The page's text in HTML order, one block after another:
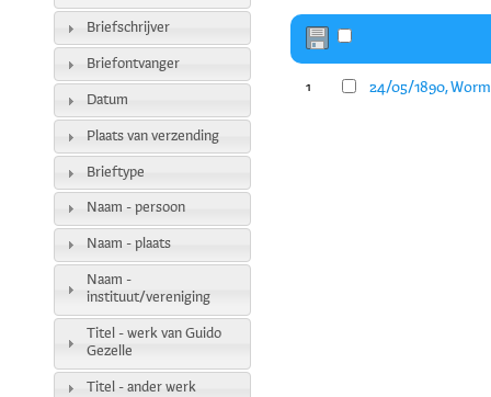
1 24/05/1890,
Briefschrijver
Briefontvanger
Datum
Plaats van verzending
Brieftype
Naam - persoon
Naam - plaats
Naam -
instituut/vereniging
Titel - werk van Guido
Gezelle
Titel - ander werk